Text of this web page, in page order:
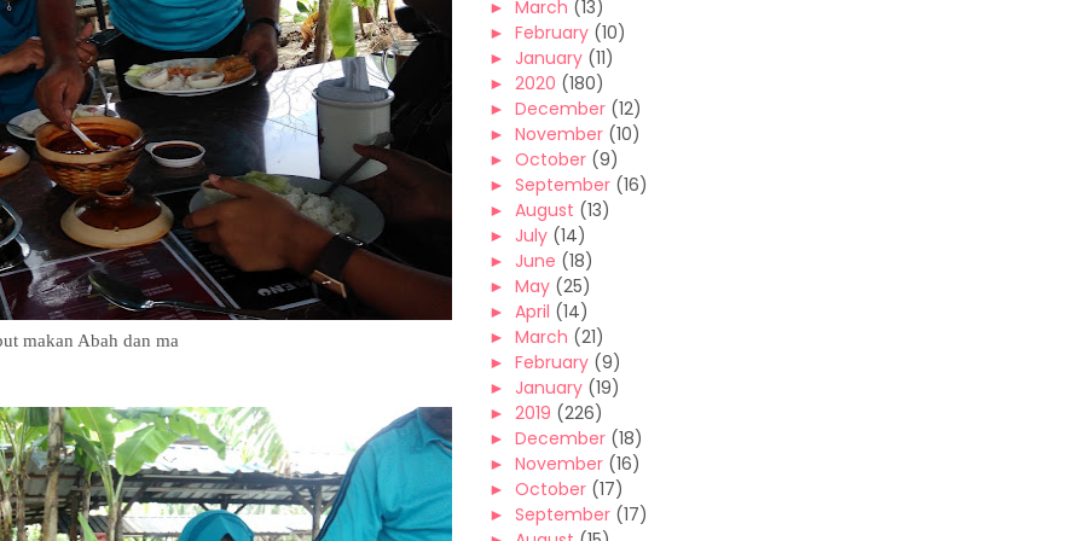
makan Abah dan ma
► March (13)
► February (10)
► January (11)
► 2020 (180)
► December (12)
► November (10)
► October (9)
► September (16)
► August (13)
► July (14)
► June (18)
► May (25)
► April (14)
► March (21)
► February (9)
► January (19)
► 2019 (226)
► December (18)
► November (16)
► October (17)
► September (17)